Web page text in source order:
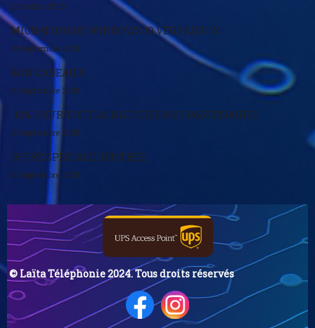
2 Octobre 2025
MIGRATION DE WINDOWS 10 VERS LINUX
24 Septembre 2025
BON CADEAUX
19 Septembre 2025
-10% POUR TOUT ACHAT CHEZ NOS PARTENAIRES
13 Septembre 2025
OFFRE SPÉCIALE RENTRÉE
13 Septembre 2025
© Laïta Téléphonie 2024. Tous droits réservés